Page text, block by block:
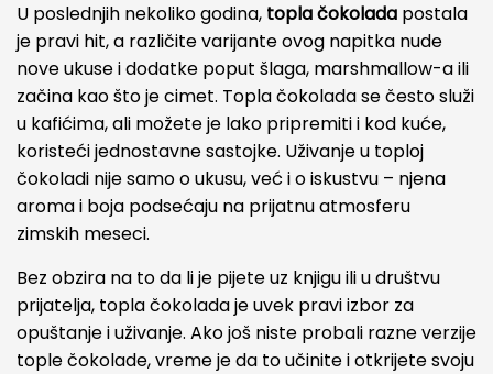
U poslednjih nekoliko godina, topla čokolada postala
je pravi hit, a različite varijante ovog napitka nude
nove ukuse i dodatke poput šlaga, marshmallow-a ili
začina kao što je cimet. Topla čokolada se često služi
u kafićima, ali možete je lako pripremiti i kod kuće,
koristeći jednostavne sastojke. Uživanje u toploj
čokoladi nije samo o ukusu, već i o iskustvu – njena
aroma i boja podsećaju na prijatnu atmosferu
zimskih meseci.
Bez obzira na to da li je pijete uz knjigu ili u društvu
prijatelja, topla čokolada je uvek pravi izbor za
opuštanje i uživanje. Ako još niste probali razne verzije
tople čokolade, vreme je da to učinite i otkrijete svoju